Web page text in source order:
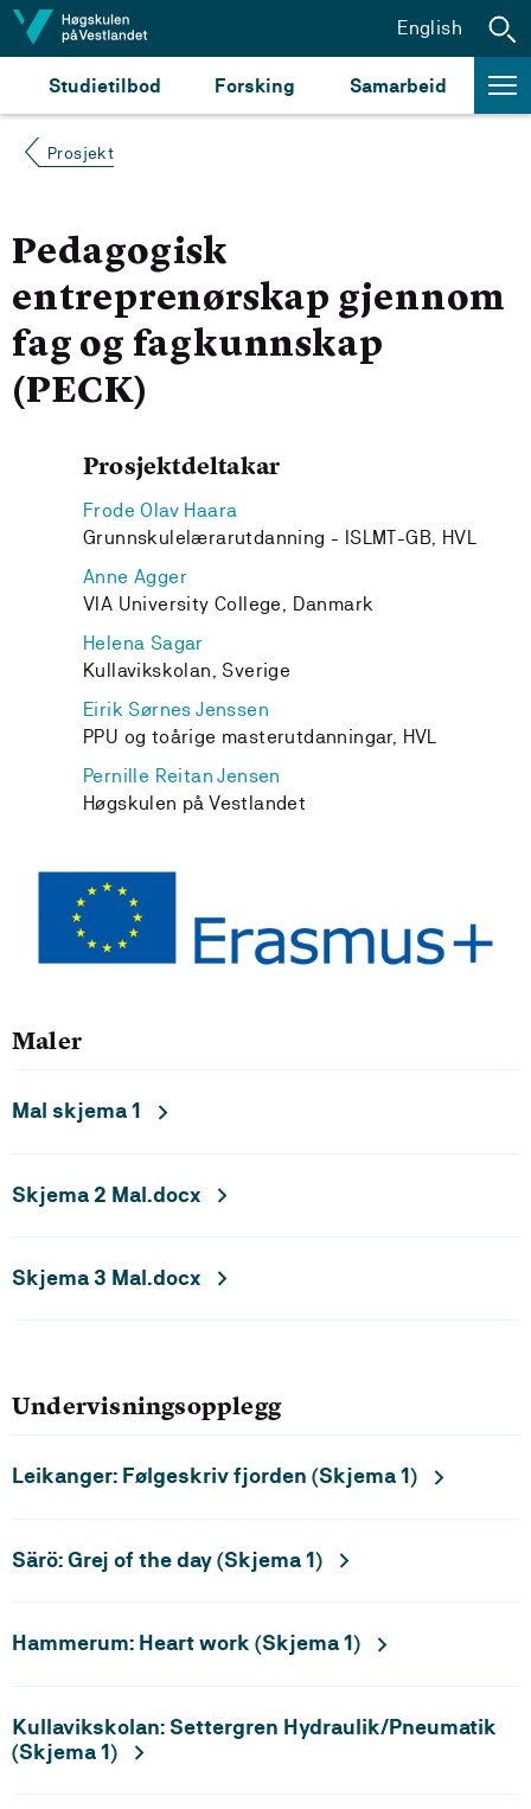
Hopp til innhald
Studietilbod Forsking Samarbeid
English
Prosjekt
Pedagogisk
entreprenørskap gjennom
fag og fagkunnskap
(PECK)
Prosjektdeltakar
Frode Olav Haara
Grunnskulelærarutdanning - ISLMT-GB, HVL
Anne Agger
VIA University College, Danmark
Helena Sagar
Kullavikskolan, Sverige
Eirik Sørnes Jenssen
PPU og toårige masterutdanningar, HVL
Pernille Reitan Jensen
Høgskulen på Vestlandet
Maler
Mal skjema 1
Skjema 2 Mal.docx
Skjema 3 Mal.docx
Undervisningsopplegg
Leikanger: Følgeskriv fjorden (Skjema 1)
Särö: Grej of the day (Skjema 1)
Hammerum: Heart work (Skjema 1)
Kullavikskolan: Settergren Hydraulik/Pneumatik
(Skjema 1)